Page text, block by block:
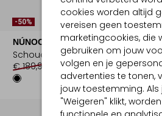
cookies worden altijd
vereisen geen
marketingcookies, die
gebruiken om jouw
volgen en je
advertenties te tonen,
jouw toestemming. Als
"Weigeren" klikt,
-50%
NÚNOO
Schoudertas
€ 189,99
€ 94,99
-
€